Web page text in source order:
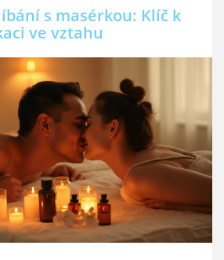
s masérkou: Klíč k
ve vztahu